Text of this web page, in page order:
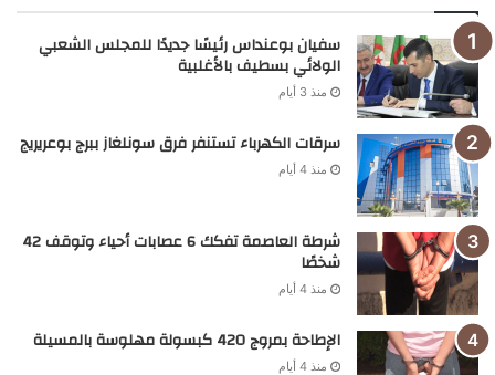
سفيان بوعنداس رئيسًا جديدًا للمجلس الشعبي
الولائي بسطيف بالأغلبية
منذ 3 أيام
سرقات الكهرباء تستنفر فرق سونلغاز ببرج بوعريريج
منذ 4 أيام
شرطة العاصمة تفكك 6 عصابات أحياء وتوقف 42
شخصًا
منذ 4 أيام
الإطاحة بمروج 420 كبسولة مهلوسة بالمسيلة
منذ 4 أيام